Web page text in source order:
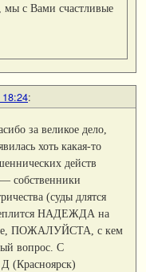
мы с Вами счастливые
:
за великое дело,
хоть какая-то
действ
собственники
(суды длятся
НАДЕЖДА на
ПОЖАЛУЙСТА, с кем
вопрос. С